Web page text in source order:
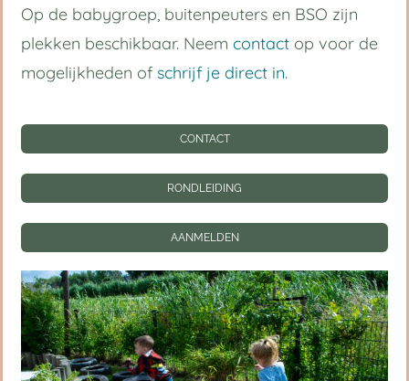
Op de babygroep, buitenpeuters en BSO zijn
plekken beschikbaar. Neem contactop voor de
mogelijkheden of schrijf je direct in.
CONTACT
RONDLEIDING
AANMELDEN